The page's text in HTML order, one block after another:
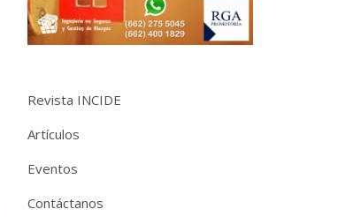
Revista INCIDE
Artículos
Eventos
Contáctanos